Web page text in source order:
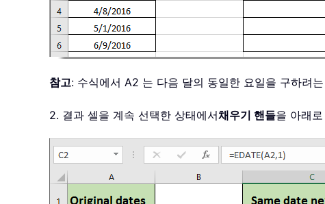
참고: 수식에서 A2 는 다음 달의 동일한 요일을 구하려
2. 결과 셀을 계속 선택한 상태에서채우기 핸들을 아래